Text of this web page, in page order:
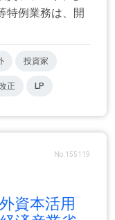
特例業務は、開
投資家
正 LP
No.155119
資本活用